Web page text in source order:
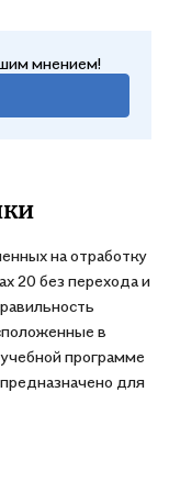
мнением!
на отработку
20 без перехода и
в
программе
для